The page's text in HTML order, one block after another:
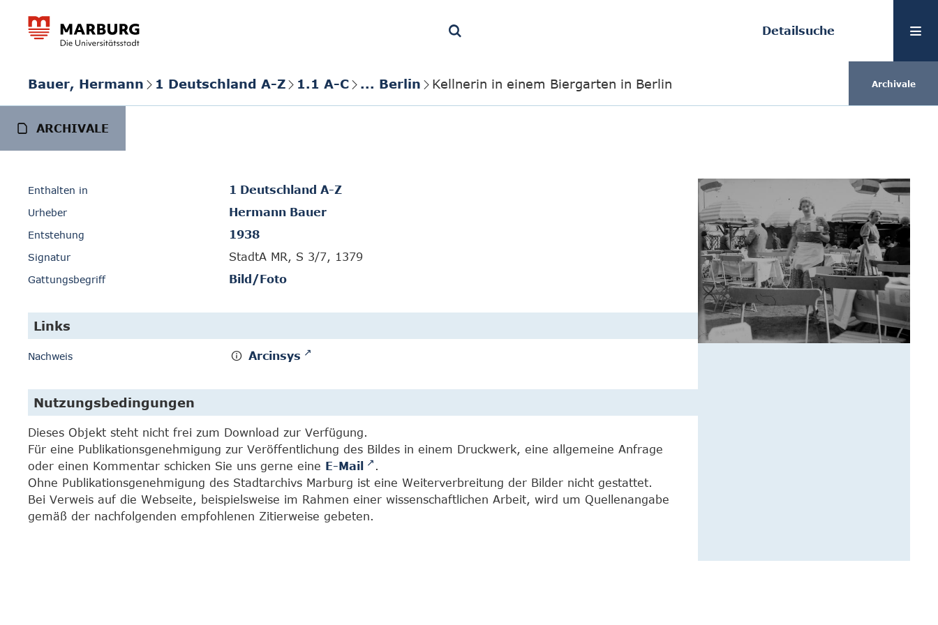
Detailsuche
Bauer, Hermann 1 Deutschland A-Z 1.1 A-C ... Berlin Kellnerin in einem Biergarten in Berlin Archivale
ARCHIVALE
Enthalten in 1 Deutschland A-Z
Urheber Hermann Bauer
Entstehung 1938
Signatur StadtA MR, S 3/7, 1379
Gattungsbegriff Bild/Foto
Links
Nachweis Arcinsys
Nutzungsbedingungen
Dieses Objekt steht nicht frei zum Download zur Verfügung.
Für eine Publikationsgenehmigung zur Veröffentlichung des Bildes in einem Druckwerk, eine allgemeine Anfrage
oder einen Kommentar schicken Sie uns gerne eine E-Mail
.
Ohne Publikationsgenehmigung des Stadtarchivs Marburg ist eine Weiterverbreitung der Bilder nicht gestattet.
Bei Verweis auf die Webseite, beispielsweise im Rahmen einer wissenschaftlichen Arbeit, wird um Quellenangabe
gemäß der nachfolgenden empfohlenen Zitierweise gebeten.